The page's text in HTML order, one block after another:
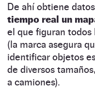
De ahí obtiene
tiempo real un
el que figuran todos
(la marca asegura
identificar objetos
de diversos
a camiones).